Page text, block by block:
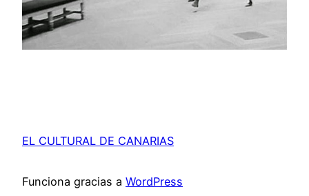
EL CULTURAL DE CANARIAS
Funciona gracias a WordPress